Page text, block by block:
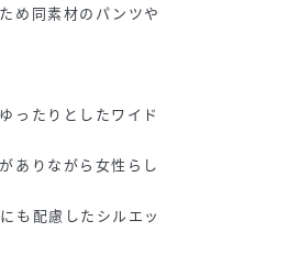
め同素材のパンツや
ったりとしたワイド
ありながら女性らし
も配慮したシルエッ